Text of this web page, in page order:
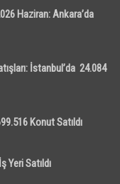
Haziran: Ankara’da
İstanbul’da 24.084
Konut Satıldı
Yeri Satıldı